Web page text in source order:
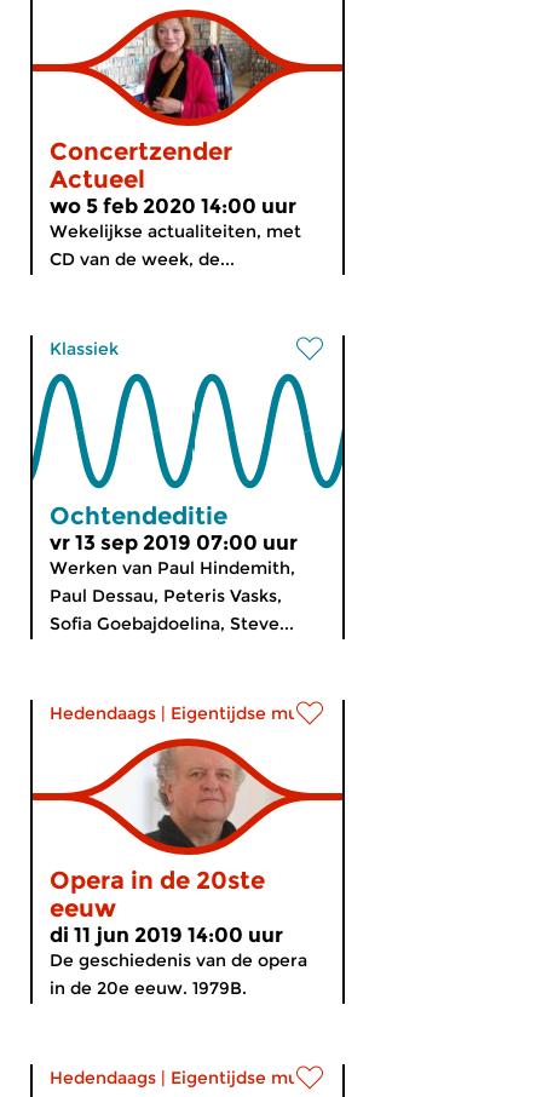
Concertzender
Actueel
wo 5 feb 2020 14:00 uur
Wekelijkse actualiteiten, met
CD van de week, de...
Klassiek
Ochtendeditie
vr 13 sep 2019 07:00 uur
Werken van Paul Hindemith,
Paul Dessau, Peteris Vasks,
Sofia Goebajdoelina, Steve...
Hedendaags | Eigentijdse muziek
Opera in de 20ste
eeuw
di 11 jun 2019 14:00 uur
De geschiedenis van de opera
in de 20e eeuw. 1979B.
Hedendaags | Eigentijdse muziek